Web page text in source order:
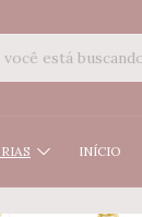
INÍCIO